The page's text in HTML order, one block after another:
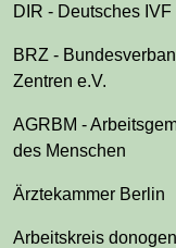
DIR - Deutsches
BRZ -
Zentren e.V.
AGRBM -
des Menschen
Ärztekammer Berlin
Arbeitskreis